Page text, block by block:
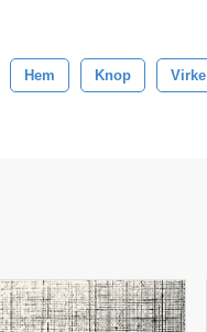
Hem Knop Virke